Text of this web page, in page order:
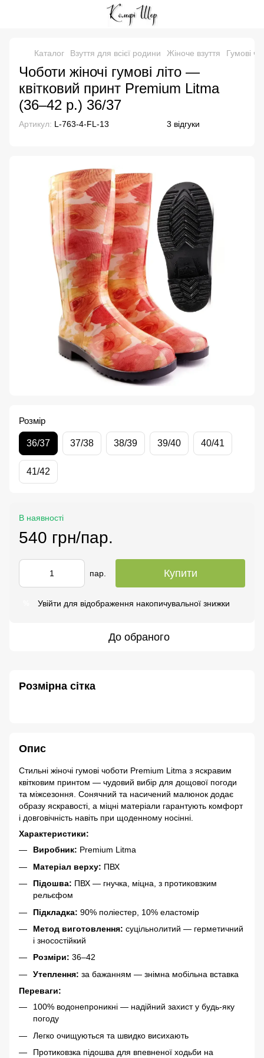
Каталог Взуття для всієї родини Жіноче взуття Гумові
Чоботи жіночі гумові літо —
квітковий принт Premium Litma
(36–42 р.) 36/37
Артикул: L-763-4-FL-13 3 відгуки
Розмір
36/37 37/38 38/39 39/40 40/41
41/42
В наявності
540 грн/пар.
пар. Купити
Увійти для відображення накопичувальної знижки
До обраного
Розмірна сітка
Опис
Стильні жіночі гумові чоботи Premium Litma з яскравим
квітковим принтом — чудовий вибір для дощової погоди
та міжсезоння. Сонячний та насичений малюнок додає
образу яскравості, а міцні матеріали гарантують комфорт
і довговічність навіть при щоденному носінні.
Характеристики:
Виробник: Premium Litma
Матеріал верху: ПВХ
Підошва: ПВХ — гнучка, міцна, з протиковзким
рельєфом
Підкладка: 90% поліестер, 10% еластомір
Метод виготовлення: суцільнолитий — герметичний
і зносостійкий
Розміри: 36–42
Утеплення: за бажанням — знімна мобільна вставка
Переваги:
100% водонепроникні — надійний захист у будь-яку
погоду
Легко очищуються та швидко висихають
Протиковзка підошва для впевненої ходьби на